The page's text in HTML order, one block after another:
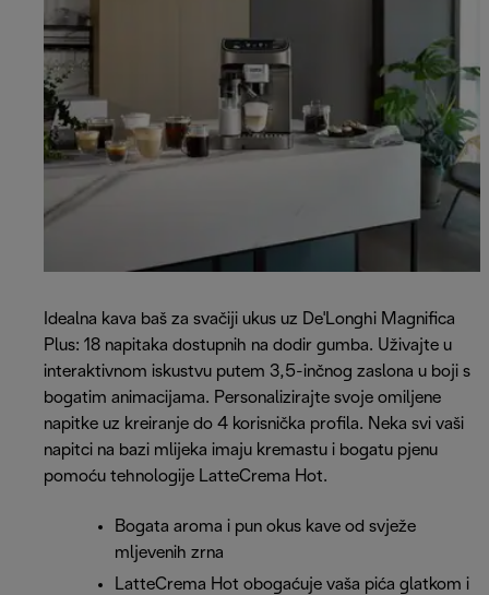
Idealna kava baš za svačiji ukus uz De'Longhi Magnifica
Plus: 18 napitaka dostupnih na dodir gumba. Uživajte u
interaktivnom iskustvu putem 3,5-inčnog zaslona u boji s
bogatim animacijama. Personalizirajte svoje omiljene
napitke uz kreiranje do 4 korisnička profila. Neka svi vaši
napitci na bazi mlijeka imaju kremastu i bogatu pjenu
pomoću tehnologije LatteCrema Hot.
Bogata aroma i pun okus kave od svježe
mljevenih zrna
LatteCrema Hot obogaćuje vaša pića glatkom i